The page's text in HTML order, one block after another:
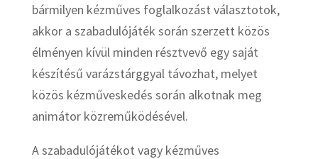
bármilyen kézműves foglalkozást választotok,
akkor a szabadulójáték során szerzett közös
élményen kívül minden résztvevő egy saját
készítésű varázstárggyal távozhat, melyet
közös kézműveskedés során alkotnak meg
animátor közreműködésével.
A szabadulójátékot vagy kézműves